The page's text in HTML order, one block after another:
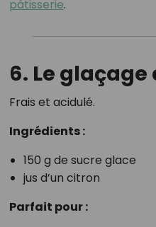
pâtisserie.
6. Le
Frais et acidulé.
Ingrédients :
150 g de sucre glace
jus d’un citron
Parfait pour :